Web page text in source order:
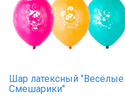
Шар латексный "Весёлые
Смешарики"